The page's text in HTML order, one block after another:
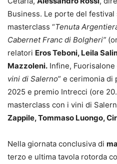
Business. Le porte del
masterclass “Tenuta
Cabernet Franc di Bolgheri”
relatori Eros Teboni, Leila
Mazzoleni. Infine, Fuorisalone
vini di Salerno” e cerimonia di
2025 e premio Intrecci (ore
masterclass con i vini di
Zappile, Tommaso Luongo,
Nella giornata conclusiva di
terzo e ultima tavola rotorda